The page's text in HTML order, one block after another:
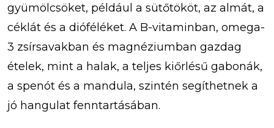
gyümölcsöket, például a sütőtököt, az almát, a
céklát és a dióféléket. A B-vitaminban, omega-
3 zsírsavakban és magnéziumban gazdag
ételek, mint a halak, a teljes kiőrlésű gabonák,
a spenót és a mandula, szintén segíthetnek a
jó hangulat fenntartásában.